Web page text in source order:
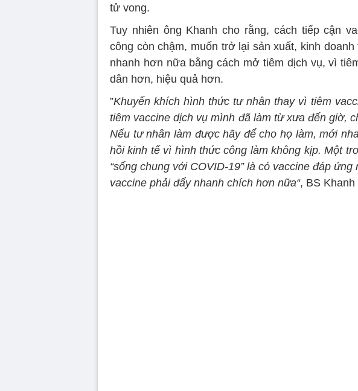
tử vong.
Tuy nhiên ông Khanh cho rằng, cách tiếp cận
công còn chậm, muốn trở lại sản xuất, kinh
nhanh hơn nữa bằng cách mở tiêm dịch vụ, vì
dân hơn, hiệu quả hơn.
”Khuyến khích hình thức tư nhân thay vì tiêm
tiêm vaccine dịch vụ mình đã làm từ xưa đến giờ,
Nếu tư nhân làm được hãy để cho họ làm, mới
hồi kinh tế vì hình thức công làm không kịp. Một
“sống chung với COVID-19” là có vaccine đáp
vaccine phải đẩy nhanh chích hơn nữa“, BS Khanh